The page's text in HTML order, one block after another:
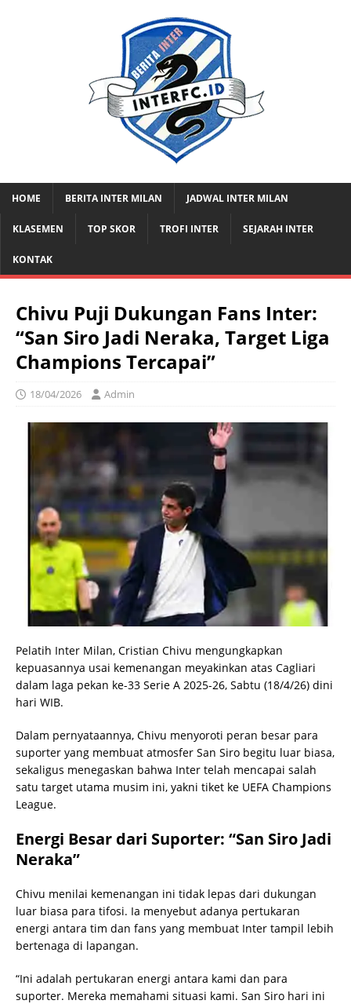
HOME BERITA INTER MILAN JADWAL INTER MILAN
KLASEMEN TOP SKOR TROFI INTER SEJARAH INTER
KONTAK
Chivu Puji Dukungan Fans Inter:
“San Siro Jadi Neraka, Target Liga
Champions Tercapai”
18/04/2026 Admin
Pelatih Inter Milan, Cristian Chivu mengungkapkan
kepuasannya usai kemenangan meyakinkan atas Cagliari
dalam laga pekan ke-33 Serie A 2025-26, Sabtu (18/4/26) dini
hari WIB.
Dalam pernyataannya, Chivu menyoroti peran besar para
suporter yang membuat atmosfer San Siro begitu luar biasa,
sekaligus menegaskan bahwa Inter telah mencapai salah
satu target utama musim ini, yakni tiket ke UEFA Champions
League.
Energi Besar dari Suporter: “San Siro Jadi
Neraka”
Chivu menilai kemenangan ini tidak lepas dari dukungan
luar biasa para tifosi. Ia menyebut adanya pertukaran
energi antara tim dan fans yang membuat Inter tampil lebih
bertenaga di lapangan.
“Ini adalah pertukaran energi antara kami dan para
suporter. Mereka memahami situasi kami. San Siro hari ini